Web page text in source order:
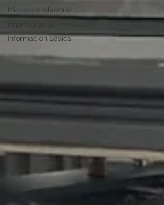
Microcontroladores
Información Básica